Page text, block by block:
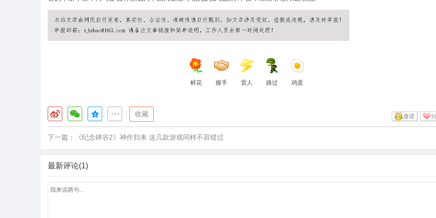
鲜花 握手 雷人 路过 鸡蛋
收藏 邀请
下一篇： 《纪念碑谷2》神作归来 这几款游戏同样不容错过
最新评论(1)